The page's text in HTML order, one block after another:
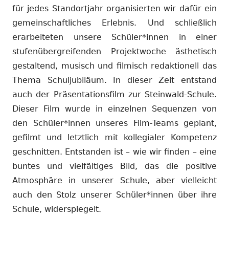
für jedes Standortjahr organisierten wir dafür ein
gemeinschaftliches Erlebnis. Und schließlich
erarbeiteten unsere Schüler*innen in einer
stufenübergreifenden Projektwoche ästhetisch
gestaltend, musisch und filmisch redaktionell das
Thema Schuljubiläum. In dieser Zeit entstand
auch der Präsentationsfilm zur Steinwald-Schule.
Dieser Film wurde in einzelnen Sequenzen von
den Schüler*innen unseres Film-Teams geplant,
gefilmt und letztlich mit kollegialer Kompetenz
geschnitten. Entstanden ist – wie wir finden – eine
buntes und vielfältiges Bild, das die positive
Atmosphäre in unserer Schule, aber vielleicht
auch den Stolz unserer Schüler*innen über ihre
Schule, widerspiegelt.